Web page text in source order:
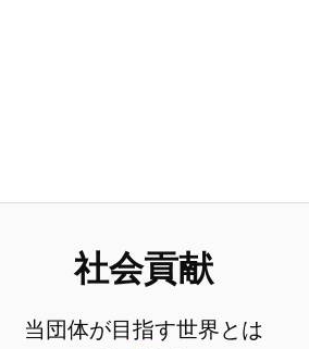
社会貢献
当団体が目指す世界とは